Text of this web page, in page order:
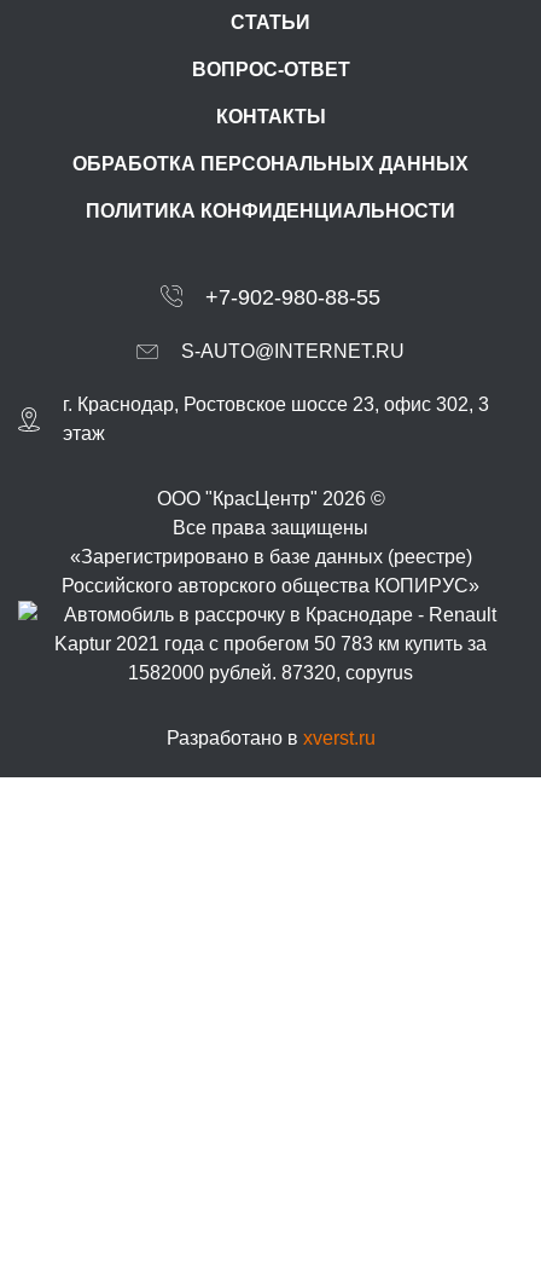
СТАТЬИ
ВОПРОС-ОТВЕТ
КОНТАКТЫ
ОБРАБОТКА ПЕРСОНАЛЬНЫХ ДАННЫХ
ПОЛИТИКА КОНФИДЕНЦИАЛЬНОСТИ
+7-902-980-88-55
S-AUTO@INTERNET.RU
г. Краснодар, Ростовское шоссе 23, офис 302, 3
этаж
ООО "КрасЦентр" 2026 ©
Все права защищены
«Зарегистрировано в базе данных (реестре)
Российского авторского общества КОПИРУС»
Разработано в xverst.ru